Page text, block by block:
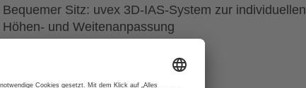
Bequemer Sitz: uvex 3D-IAS-System zur individuellen
Höhen- und Weitenanpassung